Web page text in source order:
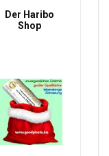
Der Haribo
Shop